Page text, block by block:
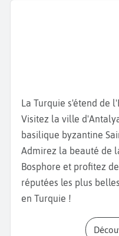
week-end à Antalya
d’Hadrien.
empereur romain,
ouvertures arrondies
Changez
deschutes de Düden.
mètres de hauteur
pourrez aussi
La Turquie s'étend de
Visitez la ville
basilique byzantine
Admirez la beauté de
Bosphore et profitez
réputées les plus
en Turquie !